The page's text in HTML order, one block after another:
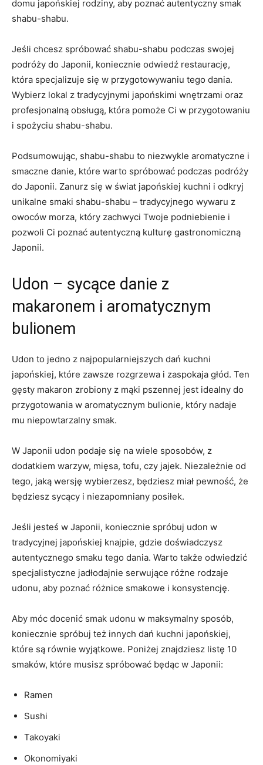
domu japońskiej rodziny, aby poznać autentyczny smak
shabu-shabu.
Jeśli chcesz spróbować shabu-shabu podczas swojej
podróży do Japonii, koniecznie odwiedź restaurację,
która specjalizuje się w przygotowywaniu tego dania.
Wybierz lokal z tradycyjnymi japońskimi wnętrzami oraz
profesjonalną obsługą, która pomoże Ci w przygotowaniu
i spożyciu shabu-shabu.
Podsumowując, shabu-shabu to niezwykle aromatyczne i
smaczne danie, które warto spróbować podczas podróży
do Japonii. Zanurz się w świat japońskiej kuchni i odkryj
unikalne smaki shabu-shabu – tradycyjnego wywaru z
owoców morza, który zachwyci Twoje podniebienie i
pozwoli Ci poznać autentyczną kulturę gastronomiczną
Japonii.
Udon – sycące danie z
makaronem i aromatycznym
bulionem
Udon to jedno z najpopularniejszych dań kuchni
japońskiej, które zawsze rozgrzewa i zaspokaja głód. Ten
gęsty makaron zrobiony z mąki pszennej jest idealny do
przygotowania w aromatycznym bulionie, który nadaje
mu niepowtarzalny smak.
W Japonii udon podaje się na wiele sposobów, z
dodatkiem warzyw, mięsa, tofu, czy jajek. Niezależnie od
tego, jaką wersję wybierzesz, będziesz miał pewność, że
będziesz sycący i niezapomniany posiłek.
Jeśli jesteś w Japonii, koniecznie spróbuj udon w
tradycyjnej japońskiej knajpie, gdzie doświadczysz
autentycznego smaku tego dania. Warto także odwiedzić
specjalistyczne jadłodajnie serwujące różne rodzaje
udonu, aby poznać różnice smakowe i konsystencję.
Aby móc docenić smak udonu w maksymalny sposób,
koniecznie spróbuj też innych dań kuchni japońskiej,
które są równie wyjątkowe. Poniżej znajdziesz listę 10
smaków, które musisz spróbować będąc w Japonii:
Ramen
Sushi
Takoyaki
Okonomiyaki